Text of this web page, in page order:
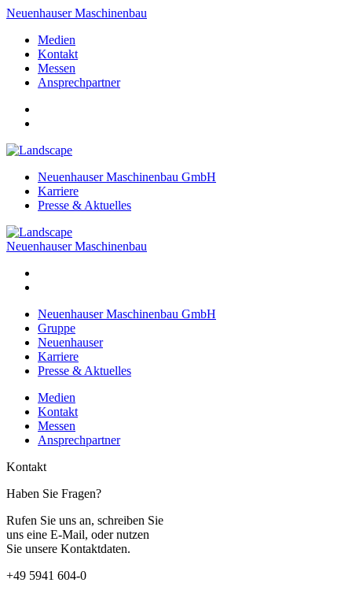
Neuenhauser Maschinenbau
Medien
Kontakt
Messen
Ansprechpartner
Neuenhauser Maschinenbau GmbH
Karriere
Presse & Aktuelles
Neuenhauser Maschinenbau
Neuenhauser Maschinenbau GmbH
Gruppe
Neuenhauser
Karriere
Presse & Aktuelles
Medien
Kontakt
Messen
Ansprechpartner
Kontakt
Haben Sie Fragen?
Rufen Sie uns an, schreiben Sie
uns eine E-Mail, oder nutzen
Sie unsere Kontaktdaten.
+49 5941 604-0